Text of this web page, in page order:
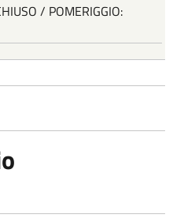
/ POMERIGGIO: